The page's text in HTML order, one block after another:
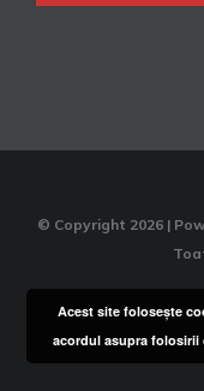
© Copyright 2026 |
Acest site foloseşte
acordul asupra folosirii